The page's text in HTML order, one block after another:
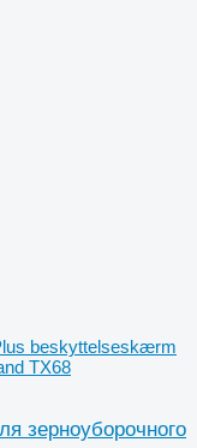
beskyttelseskærm
TX68
зерноуборочного